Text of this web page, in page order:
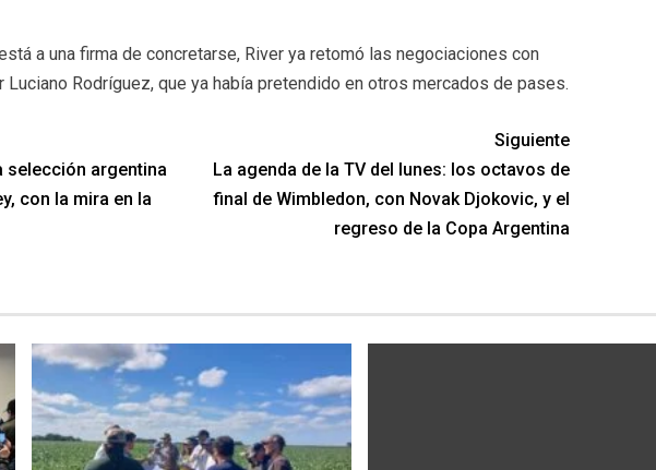
a una firma de concretarse, River ya retomó las negociaciones con
Luciano Rodríguez, que ya había pretendido en otros mercados de pases.
selección argentina
con la mira en la
Siguiente
La agenda de la TV del lunes: los octavos de
final de Wimbledon, con Novak Djokovic, y el
regreso de la Copa Argentina